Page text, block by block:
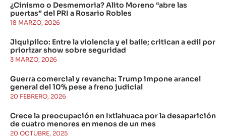
¿Cinismo o Desmemoria? Alito Moreno “abre las
puertas” del PRI a Rosario Robles
18 MARZO, 2026
Jiquipilco: Entre la violencia y el baile; critican a edil por
priorizar show sobre seguridad
3 MARZO, 2026
Guerra comercial y revancha: Trump impone arancel
general del 10% pese a freno judicial
20 FEBRERO, 2026
Crece la preocupación en Ixtlahuaca por la desaparición
de cuatro menores en menos de un mes
20 OCTUBRE, 2025